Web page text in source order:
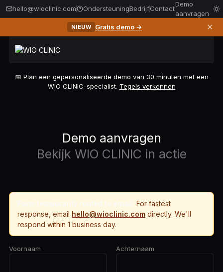
hello@wioclinic.com OndersteuningBedrijfContact
Demo
aanvragen
NIEUW Gratis demo → ✕
📅 Plan een gepersonaliseerde demo van 30 minuten met een
WIO CLINIC-specialist. Tegels verkennen
Demo aanvragen
Bekijk WIO CLINIC in actie
Form temporarily routed to email. For fastest
response, email hello@wioclinic.com directly. We'll
respond within 1 business day.
Voornaam Achternaam